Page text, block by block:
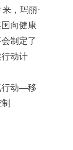
，玛丽·
向健康
制定了
动计
动—移